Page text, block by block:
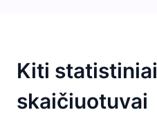
Kiti statistiniai
skaičiuotuvai